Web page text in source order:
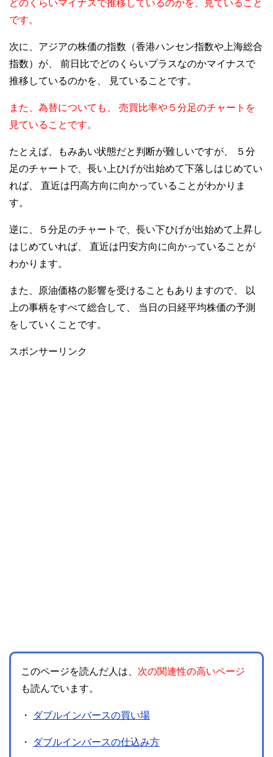
どのくらいマイナスで推移しているのかを、見ていること
です。
次に、アジアの株価の指数（香港ハンセン指数や上海総合
指数）が、
前日比でどのくらいプラスなのかマイナスで
推移しているのかを、
見ていることです。
また、為替についても、
売買比率や５分足のチャートを
見ていることです。
たとえば、もみあい状態だと判断が難しいですが、
５分
足のチャートで、長い上ひげが出始めて下落しはじめてい
れば、
直近は円高方向に向かっていることがわかりま
す。
逆に、５分足のチャートで、長い下ひげが出始めて上昇し
はじめていれば、
直近は円安方向に向かっていることが
わかります。
また、原油価格の影響を受けることもありますので、
以
上の事柄をすべて総合して、
当日の日経平均株価の予測
をしていくことです。
スポンサーリンク
このページを読んだ人は、 次の関連性の高いページ
も読んでいます。
・ ダブルインバースの買い場
・ ダブルインバースの仕込み方